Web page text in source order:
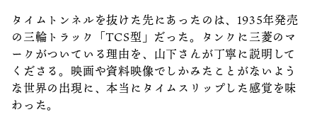
タイムトンネルを抜けた先にあったのは、1935年発売
の三輪トラック「TCS型」だった。タンクに三菱のマ
ークがついている理由を、山下さんが丁寧に説明して
くださる。映画や資料映像でしかみたことがないよう
な世界の出現に、本当にタイムスリップした感覚を味
わった。